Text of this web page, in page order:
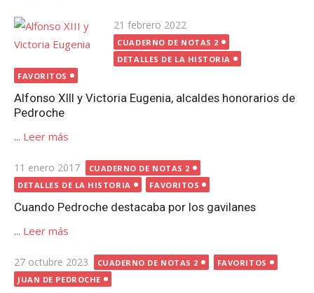
Publicada
el
21 febrero 2022
CUADERNO DE NOTAS 2
DETALLES DE LA HISTORIA
FAVORITOS
Alfonso XIII y Victoria Eugenia, alcaldes honorarios de
Pedroche
... Leer más
Publicada
el
11 enero 2017
CUADERNO DE NOTAS 2
DETALLES DE LA HISTORIA
FAVORITOS
Cuando Pedroche destacaba por los gavilanes
... Leer más
Publicada
el
27 octubre 2023 CUADERNO DE NOTAS 2
FAVORITOS
JUAN DE PEDROCHE